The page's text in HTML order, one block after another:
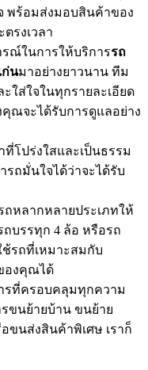
พร้อมส่งมอบสินค้าของ
รงเวลา
รณ์ในการให้บริการรถ
ก่นมาอย่างยาวนาน ทีม
ใส่ใจในทุกรายละเอียด
ณจะได้รับการดูแลอย่าง
ที่โปร่งใสและเป็นธรรม
ถมั่นใจได้ว่าจะได้รับ
ถหลากหลายประเภทให้
ถบรรทุก 4 ล้อ หรือรถ
รถที่เหมาะสมกับ
องคุณได้
รที่ครอบคลุมทุกความ
ขนย้ายบ้าน ขนย้าย
ขนส่งสินค้าพิเศษ เราก็